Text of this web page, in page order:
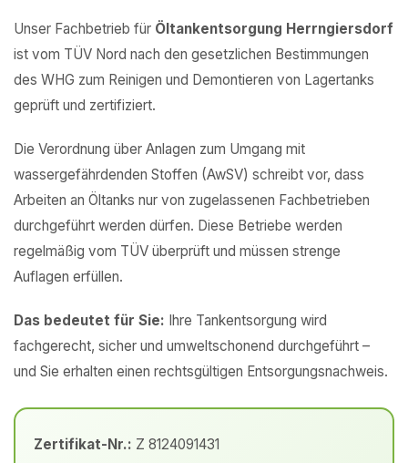
Unser Fachbetrieb für Öltankentsorgung Herrngiersdorf
ist vom TÜV Nord nach den gesetzlichen Bestimmungen
des WHG zum Reinigen und Demontieren von Lagertanks
geprüft und zertifiziert.
Die Verordnung über Anlagen zum Umgang mit
wassergefährdenden Stoffen (AwSV) schreibt vor, dass
Arbeiten an Öltanks nur von zugelassenen Fachbetrieben
durchgeführt werden dürfen. Diese Betriebe werden
regelmäßig vom TÜV überprüft und müssen strenge
Auflagen erfüllen.
Das bedeutet für Sie: Ihre Tankentsorgung wird
fachgerecht, sicher und umweltschonend durchgeführt –
und Sie erhalten einen rechtsgültigen Entsorgungsnachweis.
Zertifikat-Nr.: Z 8124091431